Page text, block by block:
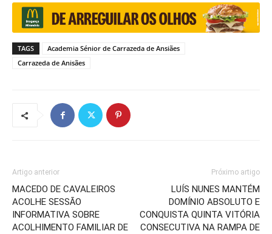
TAGS
Academia Sénior de Carrazeda de Ansiães
Carrazeda de Anisães
Artigo anterior
MACEDO DE CAVALEIROS
ACOLHE SESSÃO
INFORMATIVA SOBRE
ACOLHIMENTO FAMILIAR DE
Próximo artigo
LUÍS NUNES MANTÉM
DOMÍNIO ABSOLUTO E
CONQUISTA QUINTA VITÓRIA
CONSECUTIVA NA RAMPA DE